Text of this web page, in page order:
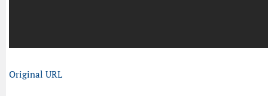
Original URL